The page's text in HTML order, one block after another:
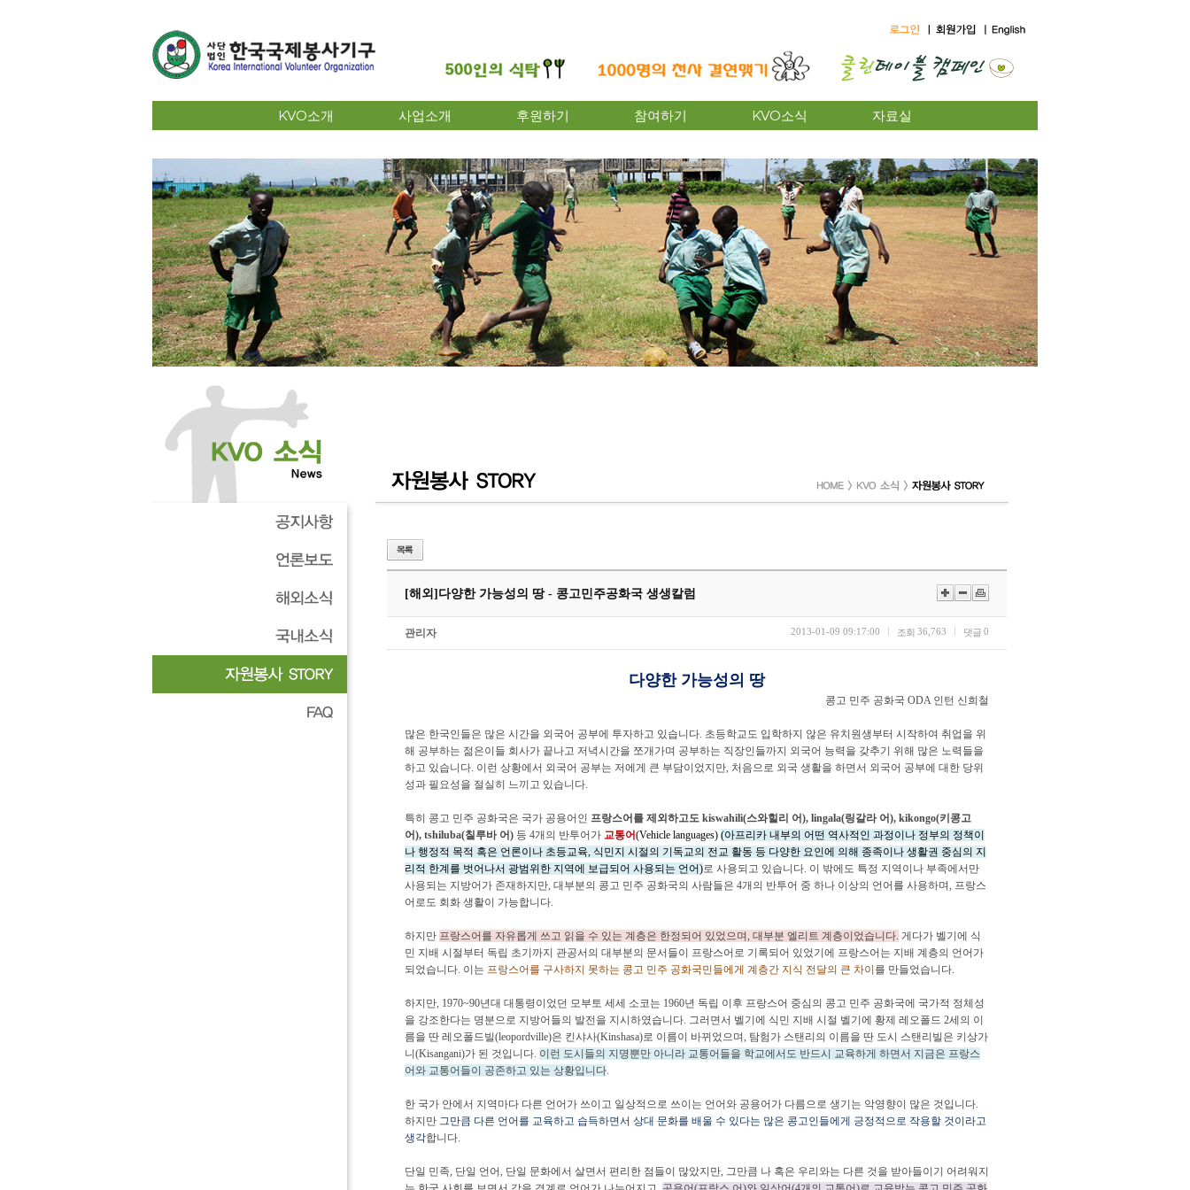
KVO소개 사업소개 후원하기 참여하기 KVO소식 자료실
[해외] 다양한 가능성의 땅 - 콩고민주공화국 생생칼럼
관리자 2013-01-09 09:17:00 조회 36,763 댓글 0
다양한 가능성의 땅
콩고 민주 공화국 ODA 인턴 신희철
많은 한국인들은 많은 시간을 외국어 공부에 투자하고 있습니다. 초등학교도 입학하지 않은 유치원생부터 시작하여 취업을 위
해 공부하는 젊은이들 회사가 끝나고 저녁시간을 쪼개가며 공부하는 직장인들까지 외국어 능력을 갖추기 위해 많은 노력들을
하고 있습니다. 이런 상황에서 외국어 공부는 저에게 큰 부담이었지만, 처음으로 외국 생활을 하면서 외국어 공부에 대한 당위
성과 필요성을 절실히 느끼고 있습니다.
특히 콩고 민주 공화국은 국가 공용어인 프랑스어를 제외하고도 kiswahili(스와힐리 어), lingala(링갈라 어), kikongo(키콩고
어), tshiluba(칠루바 어) 등 4개의 반투어가 교통어(Vehicle languages) (아프리카 내부의 어떤 역사적인 과정이나 정부의 정책이
나 행정적 목적 혹은 언론이나 초등교육, 식민지 시절의 기독교의 전교 활동 등 다양한 요인에 의해 종족이나 생활권 중심의 지
리적 한계를 벗어나서 광범위한 지역에 보급되어 사용되는 언어)로 사용되고 있습니다. 이 밖에도 특정 지역이나 부족에서만
사용되는 지방어가 존재하지만, 대부분의 콩고 민주 공화국의 사람들은 4개의 반투어 중 하나 이상의 언어를 사용하며, 프랑스
어로도 회화 생활이 가능합니다.
하지만 프랑스어를 자유롭게 쓰고 읽을 수 있는 계층은 한정되어 있었으며, 대부분 엘리트 계층이었습니다. 게다가 벨기에 식
민 지배 시절부터 독립 초기까지 관공서의 대부분의 문서들이 프랑스어로 기록되어 있었기에 프랑스어는 지배 계층의 언어가
되었습니다. 이는 프랑스어를 구사하지 못하는 콩고 민주 공화국민들에게 계층간 지식 전달의 큰 차이 를 만들었습니다.
하지만, 1970~90년대 대통령이었던 모부토 세세 소코는 1960년 독립 이후 프랑스어 중심의 콩고 민주 공화국에 국가적 정체성
을 강조한다는 명분으로 지방어들의 발전을 지시하였습니다. 그러면서 벨기에 식민 지배 시절 벨기에 황제 레오폴드 2세의 이
름을 딴 레오폴드빌(leopordville)은 킨샤사(Kinshasa)로 이름이 바뀌었으며, 탐험가 스탠리의 이름을 딴 도시 스탠리빌은 키상가
니(Kisangani)가 된 것입니다. 이런 도시들의 지명뿐만 아니라 교통어들을 학교에서도 반드시 교육하게 하면서 지금은 프랑스
어와 교통어들이 공존하고 있는 상황입니다.
한 국가 안에서 지역마다 다른 언어가 쓰이고 일상적으로 쓰이는 언어와 공용어가 다름으로 생기는 악영향이 많은 것입니다.
하지만 그만큼 다른 언어를 교육하고 습득하면서 상대 문화를 배울 수 있다는 많은 콩고인들에게 긍정적으로 작용할 것이라고
생각합니다.
단일 민족, 단일 언어, 단일 문화에서 살면서 편리한 점들이 많았지만, 그만큼 나 혹은 우리와는 다른 것을 받아들이기 어려워지